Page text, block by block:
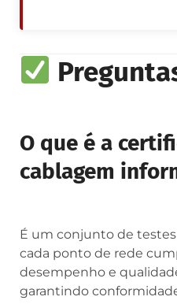
O que é a
cablagem
É um conjunto de
cada ponto de rede
desempenho e
garantindo